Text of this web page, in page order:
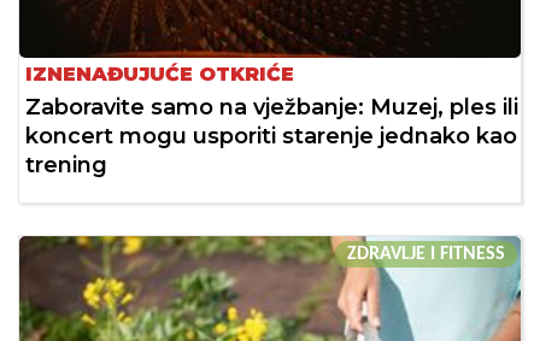
IZNENAĐUJUĆE OTKRIĆE
Zaboravite samo na vježbanje: Muzej, ples ili
koncert mogu usporiti starenje jednako kao
trening
ZDRAVLJE I FITNESS